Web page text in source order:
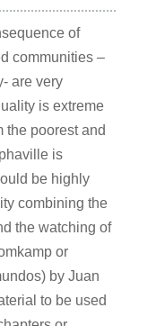
of
communities –
are very
is extreme
the poorest and
is
be highly
combining the
the watching of
or
by Juan
to be used